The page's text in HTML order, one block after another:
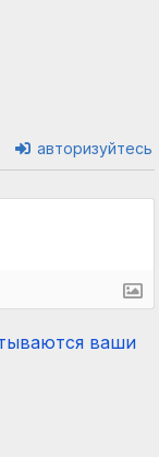
авторизуйтесь
ваши